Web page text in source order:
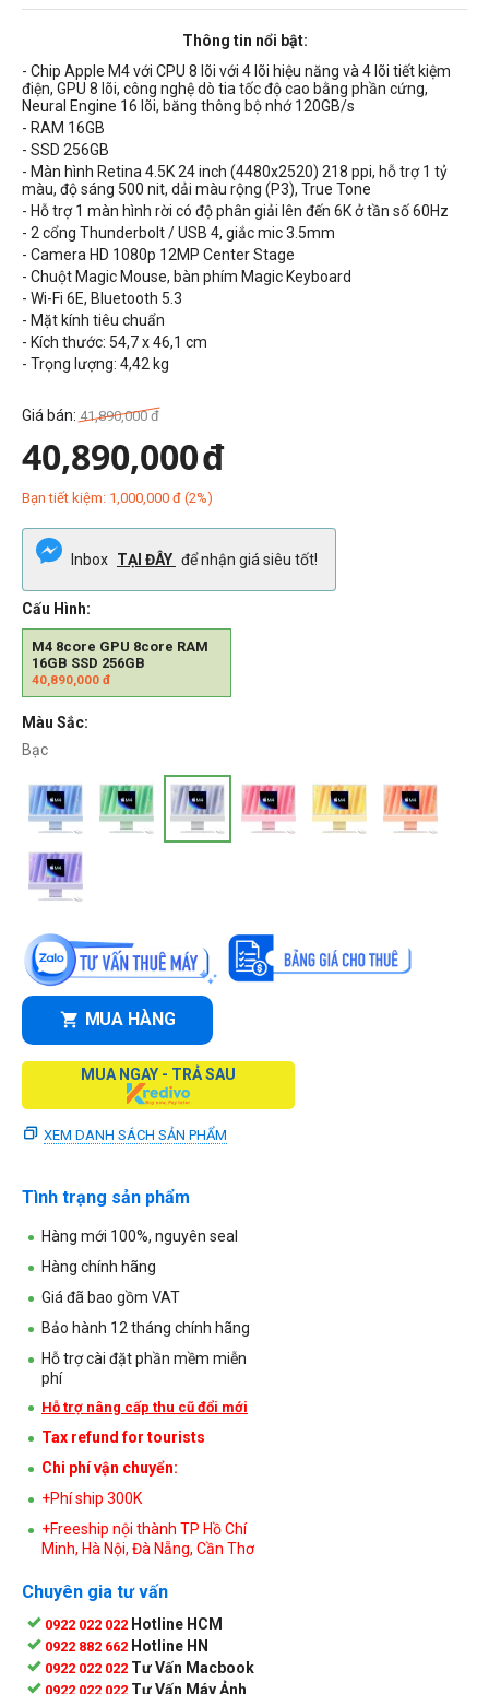
Thông tin nổi bật:
- Chip Apple M4 với CPU 8 lõi với 4 lõi hiệu năng và 4 lõi tiết kiệm
điện, GPU 8 lõi, công nghệ dò tia tốc độ cao bằng phần cứng,
Neural Engine 16 lõi, băng thông bộ nhớ 120GB/s
- RAM 16GB
- SSD 256GB
- Màn hình Retina 4.5K 24 inch (4480x2520) 218 ppi, hỗ trợ 1 tỷ
màu, độ sáng 500 nit, dải màu rộng (P3), True Tone
- Hỗ trợ 1 màn hình rời có độ phân giải lên đến 6K ở tần số 60Hz
- 2 cổng Thunderbolt / USB 4, giắc mic 3.5mm
- Camera HD 1080p 12MP Center Stage
- Chuột Magic Mouse, bàn phím Magic Keyboard
- Wi-Fi 6E, Bluetooth 5.3
- Mặt kính tiêu chuẩn
- Kích thước: 54,7x 46,1 cm
- Trọng lượng: 4,42 kg
Giá bán: 41,890,000 đ
40,890,000đ
Bạn tiết kiệm: 1,000,000 đ (2%)
Inbox TẠI ĐÂY để nhận giá siêu tốt!
Cấu Hình:
M4 8core GPU 8core RAM
16GB SSD 256GB
40,890,000 đ
Màu Sắc:
Bạc
MUA HÀNG
MUA NGAY - TRẢ SAU
XEM DANH SÁCH SẢN PHẨM
Tình trạng sản phẩm
Hàng mới 100%, nguyên seal
Hàng chính hãng
Giá đã bao gồm VAT
Bảo hành 12 tháng chính hãng
Hỗ trợ cài đặt phần mềm miễn
phí
Hỗ trợ nâng cấp thu cũ đổi mới
Tax refund for tourists
Chi phí vận chuyển:
+Phí ship 300K
+Freeship nội thành TP Hồ Chí
Minh, Hà Nội, Đà Nẵng, Cần Thơ
Chuyên gia tư vấn
0922 022 022 Hotline HCM
0922 882 662 Hotline HN
0922 022 022 Tư Vấn Macbook
0922 022 022 Tư Vấn Máy Ảnh